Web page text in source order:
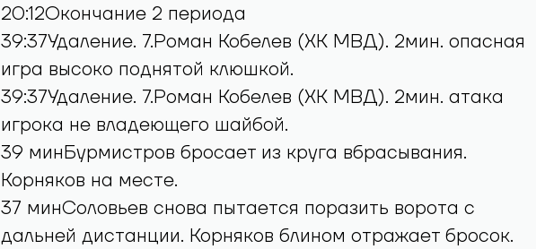
20:12Окончание 2 периода
39:37Удаление. 7.Роман Кобелев (ХК МВД). 2мин. опасная
игра высоко поднятой клюшкой.
39:37Удаление. 7.Роман Кобелев (ХК МВД). 2мин. атака
игрока не владеющего шайбой.
39 минБурмистров бросает из круга вбрасывания.
Корняков на месте.
37 минСоловьев снова пытается поразить ворота с
дальней дистанции. Корняков блином отражает бросок.